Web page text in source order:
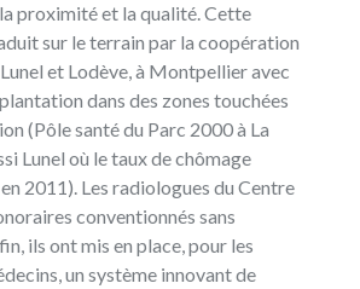
proximité et la qualité. Cette
sur le terrain par la coopération
et Lodève, à Montpellier avec
dans des zones touchées
(Pôle santé du Parc 2000 à La
Lunel où le taux de chômage
2011). Les radiologues du Centre
conventionnés sans
ils ont mis en place, pour les
un système innovant de